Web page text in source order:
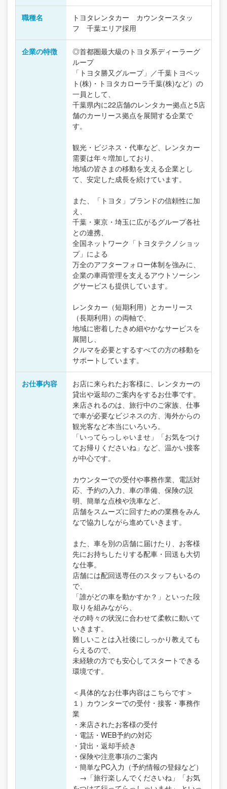
職種名
トヨタレンタカー カウンタースタッ
フ 千葉エリア採用
企業の特徴
◎首都圏最大級のトヨタ系ディーラーグ
ループ
「トヨタ勝又グループ」／千葉トヨペッ
ト(株)・トヨタカローラ千葉(株)など）の
一員として、
千葉県内に22店舗のレンタカー拠点と5店
舗のカーリース拠点を展開する企業で
す。
観光・ビジネス・代車など、レンタカー
需要は年々増加しており、
地域の皆さまの移動を支える企業とし
て、安定した成長を続けています。
また、「トヨタ」ブランドの信頼性に加
え、
千葉・東京・埼玉に広がるグループ各社
との連携、
全国ネットワーク「トヨタテクノショッ
プ」による
万全のアフターフォロー体制を強みに、
企業の車両管理を支えるアウトソーシン
グサービスも提供しています。
レンタカー（短期利用）とカーリース
（長期利用）の両軸で、
地域に密着したきめ細やかなサービスを
展開し、
クルマを必要とするすべての方の移動を
サポートしています。
お仕事内容
お店に来られたお客様に、レンタカーの
貸出や返却のご案内をするお仕事です。
来店されるのは、旅行中のご家族、仕事
で車が必要なビジネスの方、海外からの
観光客など本当にいろいろ。
「いってらっしゃいませ」「お気をつけ
てお帰りくださいね」など、温かい接客
が中心です。
カウンターでの受付や事務作業、電話対
応、予約の入力、車の準備、保険の説
明、簡単な点検や洗車など、
店舗をスムーズに回すための業務をみん
なで協力しながら進めていきます。
また、車を別の店舗に届けたり、お客様
先にお持ちしたりする配車・回送も大切
な仕事。
店舗には配回送専任のスタッフもいるの
で、
「誰がどの車を動かすか？」といった段
取りを組みながら、
その時々の状況に合わせて柔軟に動いて
いきます。
難しいことは入社後にしっかり教えても
らえるので、
未経験の方でも安心してスタートできる
環境です。
＜具体的なお仕事内容はこちらです＞
１）カウンターでの受付・接客・事務作
業
・来店されたお客様の受付
・電話・WEB予約の対応
・貸出・返却手続き
・保険や注意事項のご案内
・簡単なPC入力（予約情報の登録など）
→「旅行楽しんでくださいね」「お気